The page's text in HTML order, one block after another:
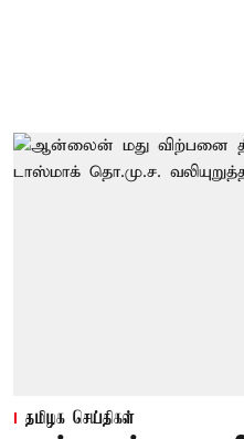
தமிழக செய்திகள்